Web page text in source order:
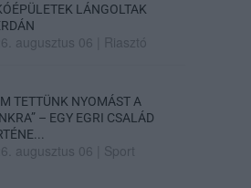
LÁNGOLTAK
augusztus 06 Riasztó
TETTÜNK NYOMÁST A
– EGY EGRI CSALÁD
augusztus 06 Sport